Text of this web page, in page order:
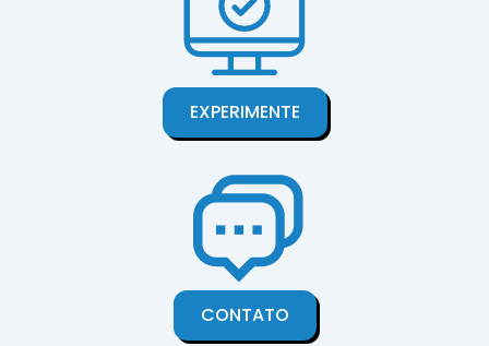
EXPERIMENTE
CONTATO